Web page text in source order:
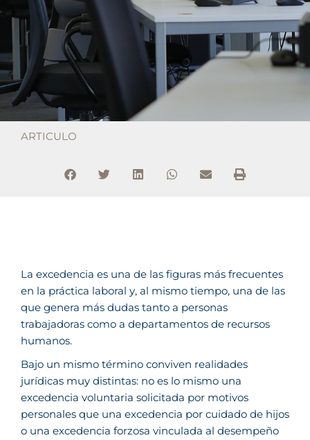
ARTICULO
La excedencia es una de las figuras más frecuentes
en la práctica laboral y, al mismo tiempo, una de las
que genera más dudas tanto a personas
trabajadoras como a departamentos de recursos
humanos.
Bajo un mismo término conviven realidades
jurídicas muy distintas: no es lo mismo una
excedencia voluntaria solicitada por motivos
personales que una excedencia por cuidado de hijos
o una excedencia forzosa vinculada al desempeño